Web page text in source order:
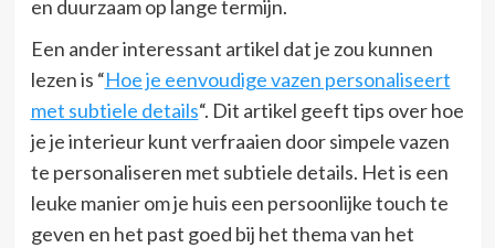
en duurzaam op lange termijn.
Een ander interessant artikel dat je zou kunnen
lezen is “Hoe je eenvoudige vazen personaliseert
met subtiele details“. Dit artikel geeft tips over hoe
je je interieur kunt verfraaien door simpele vazen
te personaliseren met subtiele details. Het is een
leuke manier om je huis een persoonlijke touch te
geven en het past goed bij het thema van het